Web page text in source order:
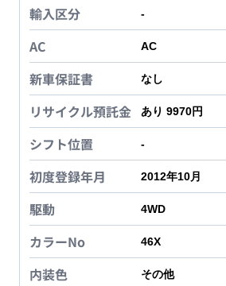
輸入区分 -
AC AC
新車保証書 なし
リサイクル預託金 あり 9970円
シフト位置 -
初度登録年月 2012年10月
駆動 4WD
カラーNo 46X
内装色 その他